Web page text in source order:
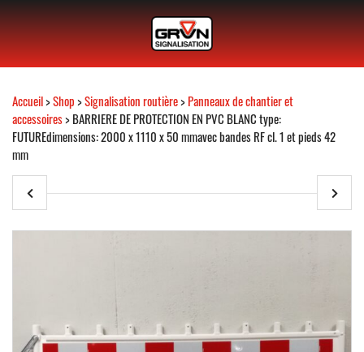
Accueil>Shop>Signalisation routière>Panneaux de chantier et
accessoires> BARRIERE DE PROTECTION EN PVC BLANC type:
FUTUREdimensions: 2000 x 1110 x 50 mmavec bandes RF cl. 1 et pieds 42
mm